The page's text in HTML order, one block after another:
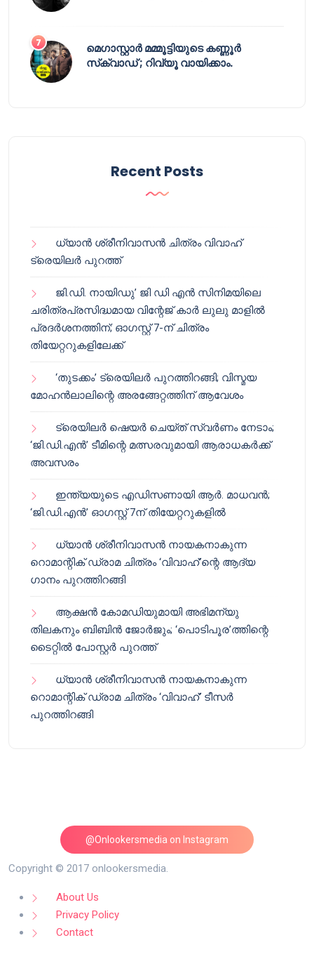
മെഗാസ്റ്റാർ മമ്മൂട്ടിയുടെ കണ്ണൂർ
സ്‌ക്വാഡ് ; റിവ്യൂ വായിക്കാം.
Recent Posts
ധ്യാൻ ശ്രീനിവാസൻ ചിത്രം വിവാഹ്
ട്രെയിലർ പുറത്ത്
ജി.ഡി. നായിഡു’ ജി ഡി എൻ സിനിമയിലെ
ചരിത്രപ്രസിദ്ധമായ വിന്റേജ് കാർ ലുലു മാളിൽ
പ്രദർശനത്തിന്; ഓഗസ്റ്റ് 7-ന് ചിത്രം
തിയേറ്ററുകളിലേക്ക്
‘തുടക്കം’ ട്രെയിലർ പുറത്തിറങ്ങി; വിസ്മയ
മോഹൻലാലിന്റെ അരങ്ങേറ്റത്തിന് ആവേശം
ട്രെയിലർ ഷെയർ ചെയ്‌ത് സ്വർണം നേടാം;
‘ജി.ഡി.എൻ’ ടീമിന്റെ മത്സരവുമായി ആരാധകർക്ക്
അവസരം
ഇന്ത്യയുടെ എഡിസണായി ആർ. മാധവൻ;
‘ജി.ഡി.എൻ’ ഓഗസ്റ്റ് 7ന് തിയേറ്ററുകളിൽ
ധ്യാൻ ശ്രീനിവാസൻ നായകനാകുന്ന
റൊമാന്റിക് ഡ്രാമ ചിത്രം ‘വിവാഹ്’ന്റെ ആദ്യ
ഗാനം പുറത്തിറങ്ങി
ആക്ഷൻ കോമഡിയുമായി അഭിമന്യു
തിലകനും ബിബിൻ ജോർജും; ‘പൊടിപൂര’ത്തിന്റെ
ടൈറ്റിൽ പോസ്റ്റർ പുറത്ത്
ധ്യാൻ ശ്രീനിവാസൻ നായകനാകുന്ന
റൊമാന്റിക് ഡ്രാമ ചിത്രം ‘വിവാഹ്’ ടീസർ
പുറത്തിറങ്ങി
@Onlookersmedia on Instagram
Follow on Instagram
Copyright © 2017 onlookersmedia.
About Us
Privacy Policy
Contact